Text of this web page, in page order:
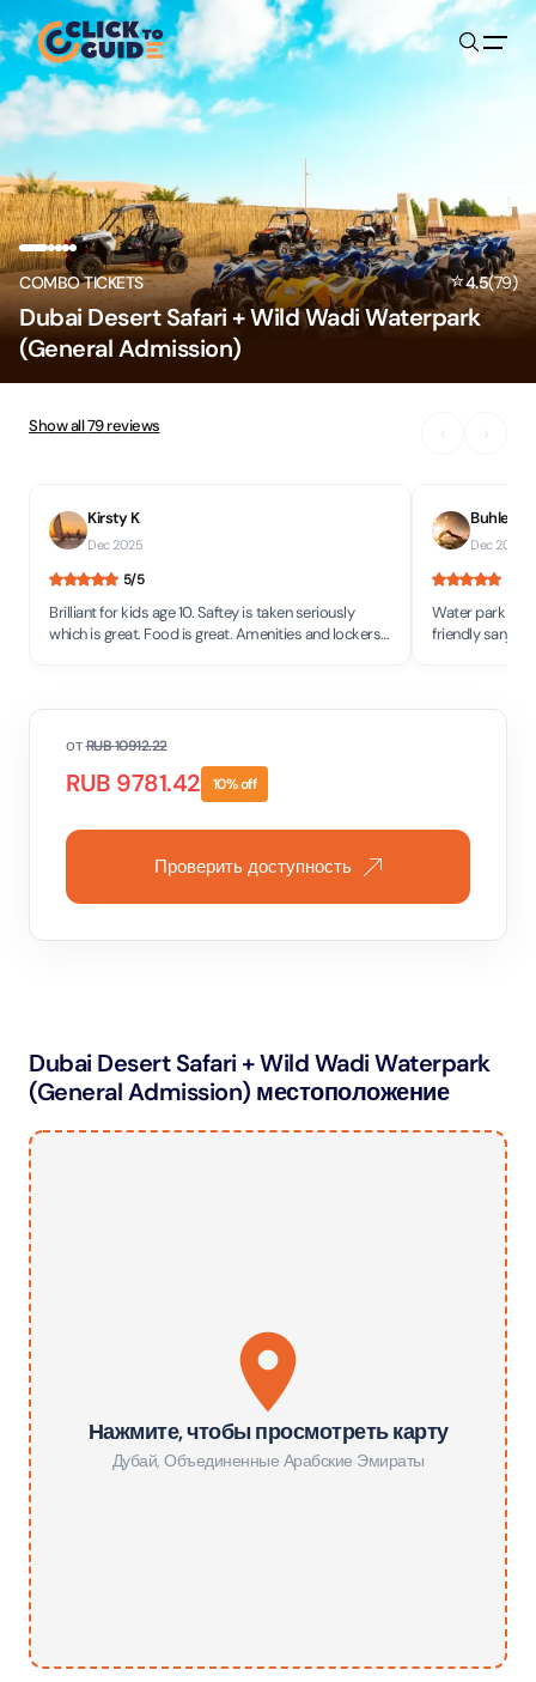
Skip to content
COMBO TICKETS ⭐4.5(79)
Dubai Desert Safari + Wild Wadi Waterpark
(General Admission)
Show all79reviews
Kirsty K
Dec 2025
5/5
Brilliant for kids age 10. Saftey is taken seriously
which is great. Food is great. Amenities and lockers
Dec 2025
Water park
friendly sanjog and sapana were very nice at the
Dubai Desert Safari + Wild Wadi Waterpark
(General Admission) местоположение
Нажмите, чтобы просмотреть карту
Дубай, Объединенные Арабские Эмираты
отRUB10912.22
RUB 9781.42 10% off
Проверить доступность